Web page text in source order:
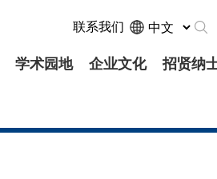
联系我们
学术园地 企业文化 招贤纳